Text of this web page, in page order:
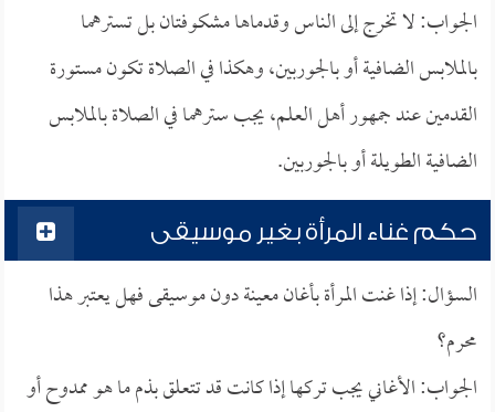
الجواب: لا تخرج إلى الناس وقدماها مشكوفتان بل تسترهما
بالملابس الضافية أو بالجوربين، وهكذا في الصلاة تكون مستورة
القدمين عند جمهور أهل العلم، يجب سترهما في الصلاة بالملابس
الضافية الطويلة أو بالجوربين.
حكم غناء المرأة بغير موسيقى
السؤال: إذا غنت المرأة بأغان معينة دون موسيقى فهل يعتبر هذا
محرم؟
الجواب: الأغاني يجب تركها إذا كانت قد تتعلق بذم ما هو ممدوح أو